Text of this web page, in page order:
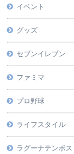
イベント
グッズ
セブンイレブン
ファミマ
プロ野球
ライフスタイル
ラグーナテンボス